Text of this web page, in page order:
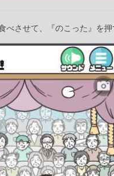
べさせて、『のこった』を押